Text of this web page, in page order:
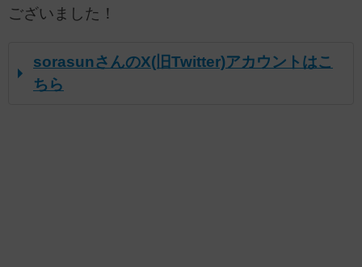
ございました！
sorasunさんのX(旧Twitter)アカウントはこ
ちら